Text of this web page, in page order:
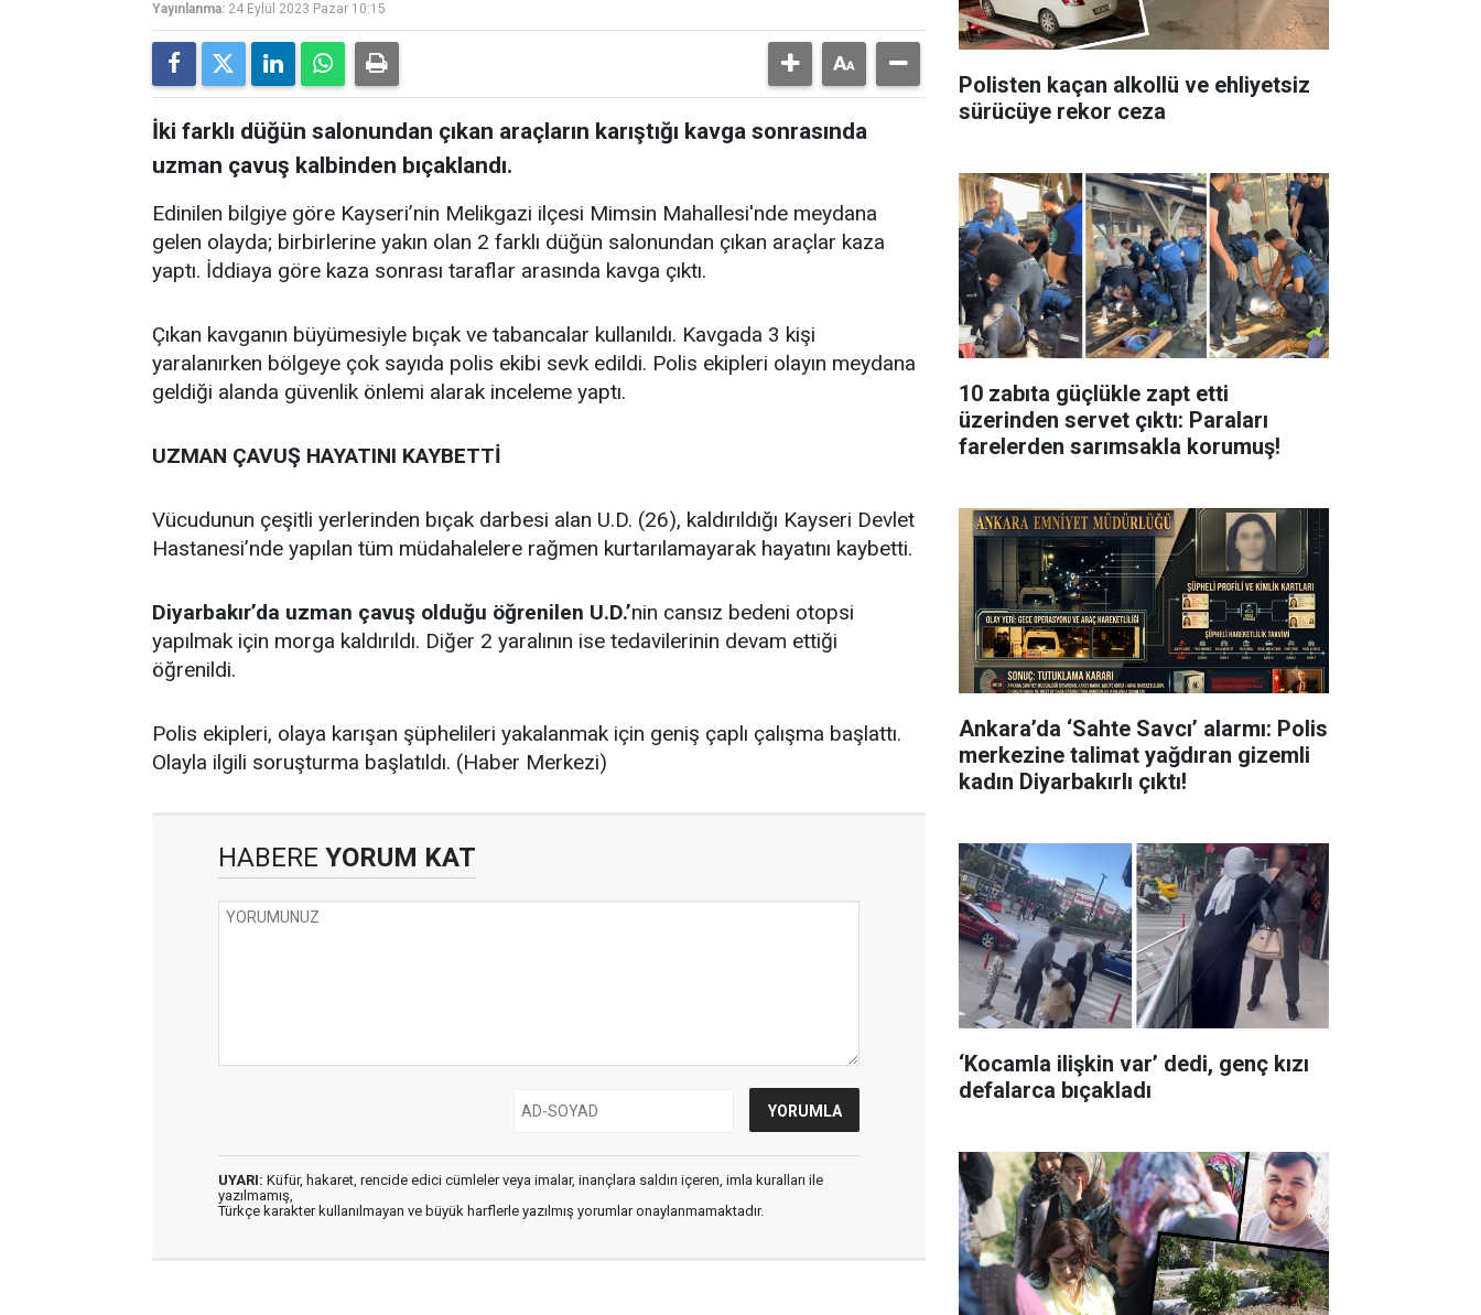
Yayınlanma: 24 Eylül 2023 Pazar 10:15
İki farklı düğün salonundan çıkan araçların karıştığı kavga sonrasında
uzman çavuş kalbinden bıçaklandı.
Edinilen bilgiye göre Kayseri’nin Melikgazi ilçesi Mimsin Mahallesi'nde meydana
gelen olayda; birbirlerine yakın olan 2 farklı düğün salonundan çıkan araçlar kaza
yaptı. İddiaya göre kaza sonrası taraflar arasında kavga çıktı.
Çıkan kavganın büyümesiyle bıçak ve tabancalar kullanıldı. Kavgada 3 kişi
yaralanırken bölgeye çok sayıda polis ekibi sevk edildi. Polis ekipleri olayın meydana
geldiği alanda güvenlik önlemi alarak inceleme yaptı.
UZMAN ÇAVUŞ HAYATINI KAYBETTİ
Vücudunun çeşitli yerlerinden bıçak darbesi alan U.D. (26), kaldırıldığı Kayseri Devlet
Hastanesi’nde yapılan tüm müdahalelere rağmen kurtarılamayarak hayatını kaybetti.
Diyarbakır’da uzman çavuş olduğu öğrenilen U.D.’nin cansız bedeni otopsi
yapılmak için morga kaldırıldı. Diğer 2 yaralının ise tedavilerinin devam ettiği
öğrenildi.
Polis ekipleri, olaya karışan şüphelileri yakalanmak için geniş çaplı çalışma başlattı.
Olayla ilgili soruşturma başlatıldı. (Haber Merkezi)
HABERE YORUM KAT
UYARI: Küfür, hakaret, rencide edici cümleler veya imalar, inançlara saldırı içeren, imla kuralları ile
yazılmamış,
Türkçe karakter kullanılmayan ve büyük harflerle yazılmış yorumlar onaylanmamaktadır.
Polisten kaçan alkollü ve ehliyetsiz
sürücüye rekor ceza
10 zabıta güçlükle zapt etti
üzerinden servet çıktı: Paraları
farelerden sarımsakla korumuş!
Ankara’da ‘Sahte Savcı’ alarmı: Polis
merkezine talimat yağdıran gizemli
kadın Diyarbakırlı çıktı!
‘Kocamla ilişkin var’ dedi, genç kızı
defalarca bıçakladı